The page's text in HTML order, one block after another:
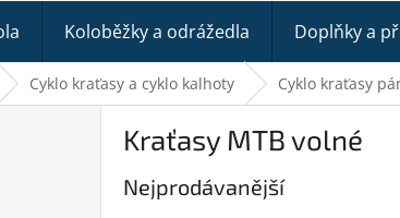
Koloběžky a odrážedla Doplňky a
Cyklo kraťasy a cyklo kalhoty Cyklo kraťasy
Kraťasy MTB volné
Nejprodávanější